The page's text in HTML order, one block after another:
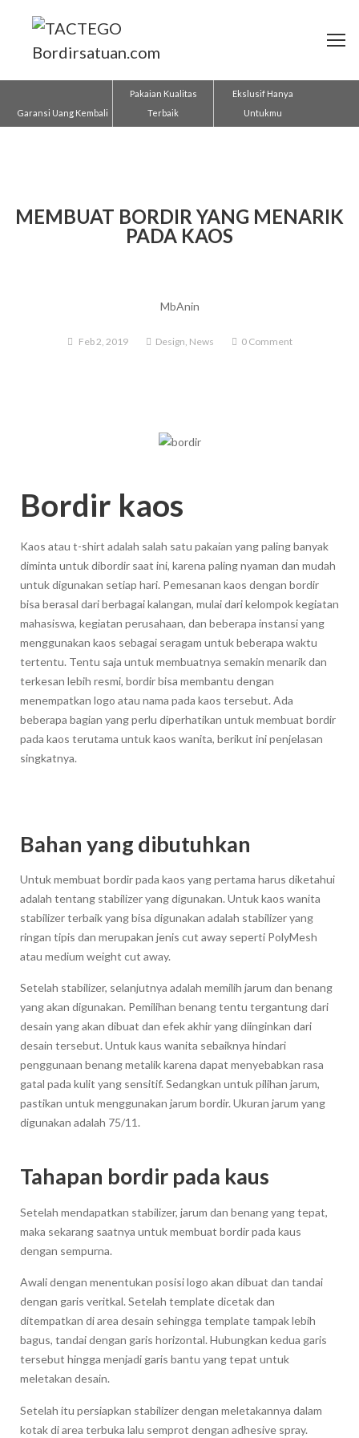
Garansi Uang Kembali
Pakaian Kualitas
Terbaik
Ekslusif Hanya
Untukmu
MEMBUAT BORDIR YANG MENARIK
PADA KAOS
MbAnin
Feb 2, 2019 Design, News 0 Comment
Bordir kaos
Kaos atau t-shirt adalah salah satu pakaian yang paling banyak
diminta untuk dibordir saat ini, karena paling nyaman dan mudah
untuk digunakan setiap hari. Pemesanan kaos dengan bordir
bisa berasal dari berbagai kalangan, mulai dari kelompok kegiatan
mahasiswa, kegiatan perusahaan, dan beberapa instansi yang
menggunakan kaos sebagai seragam untuk beberapa waktu
tertentu. Tentu saja untuk membuatnya semakin menarik dan
terkesan lebih resmi, bordir bisa membantu dengan
menempatkan logo atau nama pada kaos tersebut. Ada
beberapa bagian yang perlu diperhatikan untuk membuat bordir
pada kaos terutama untuk kaos wanita, berikut ini penjelasan
singkatnya.
Bahan yang dibutuhkan
Untuk membuat bordir pada kaos yang pertama harus diketahui
adalah tentang stabilizer yang digunakan. Untuk kaos wanita
stabilizer terbaik yang bisa digunakan adalah stabilizer yang
ringan tipis dan merupakan jenis cut away seperti PolyMesh
atau medium weight cut away.
Setelah stabilizer, selanjutnya adalah memilih jarum dan benang
yang akan digunakan. Pemilihan benang tentu tergantung dari
desain yang akan dibuat dan efek akhir yang diinginkan dari
desain tersebut. Untuk kaus wanita sebaiknya hindari
penggunaan benang metalik karena dapat menyebabkan rasa
gatal pada kulit yang sensitif. Sedangkan untuk pilihan jarum,
pastikan untuk menggunakan jarum bordir. Ukuran jarum yang
digunakan adalah 75/11.
Tahapan bordir pada kaus
Setelah mendapatkan stabilizer, jarum dan benang yang tepat,
maka sekarang saatnya untuk membuat bordir pada kaus
dengan sempurna.
Awali dengan menentukan posisi logo akan dibuat dan tandai
dengan garis veritkal. Setelah template dicetak dan
ditempatkan di area desain sehingga template tampak lebih
bagus, tandai dengan garis horizontal. Hubungkan kedua garis
tersebut hingga menjadi garis bantu yang tepat untuk
meletakan desain.
Setelah itu persiapkan stabilizer dengan meletakannya dalam
kotak di area terbuka lalu semprot dengan adhesive spray.